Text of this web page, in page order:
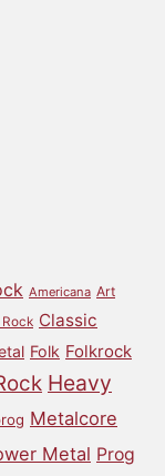
Americana Art
Rock Classic
Folk Folkrock
Heavy
Metalcore
Metal Prog